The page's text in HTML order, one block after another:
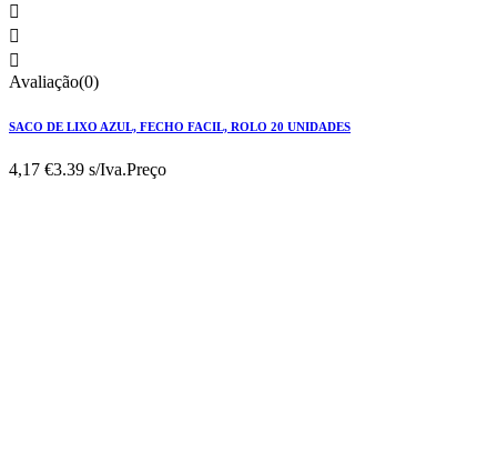



Avaliação(0)
SACO DE LIXO AZUL, FECHO FACIL, ROLO 20 UNIDADES
4,17 €3.39 s/Iva.Preço